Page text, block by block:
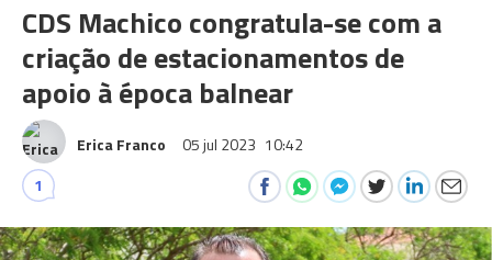
CDS Machico congratula-se com a
criação de estacionamentos de
apoio à época balnear
Erica Franco 05 jul 2023 10:42
1